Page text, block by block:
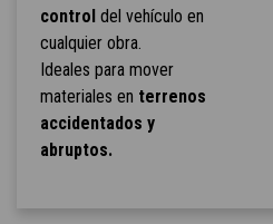
control del vehículo en
cualquier obra.
Ideales para mover
materiales en terrenos
accidentados y
abruptos.